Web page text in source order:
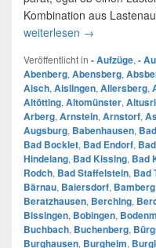
Kombination aus
weiterlesen Unser
→
Veröffentlicht in - Aufzüge, -
Abenberg, Abensberg,
Aisch, Aislingen, Allersberg,
Altötting, Altomünster,
Arberg, Arnstein, Arnstorf,
Augsburg, Babenhausen,
Bad Bocklet, Bad Endorf,
Hindelang, Bad Kissing, Bad
Rodch, Bad Staffelstein, Bad
Bärnau, Baiersdorf, Bamberg
Beratzhausen, Berching,
Bissingen, Bobingen,
Buchbach, Buchenberg,
Burghausen, Burgheim,